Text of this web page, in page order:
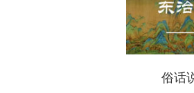
俗话说